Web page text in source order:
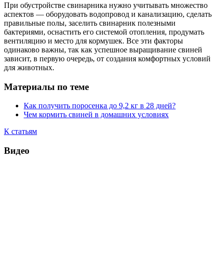
При обустройстве свинарника нужно учитывать множество
аспектов — оборудовать водопровод и канализацию, сделать
правильные полы, заселить свинарник полезными
бактериями, оснастить его системой отопления, продумать
вентиляцию и место для кормушек. Все эти факторы
одинаково важны, так как успешное выращивание свиней
зависит, в первую очередь, от создания комфортных условий
для животных.
Материалы по теме
Как получить поросенка до 9,2 кг в 28 дней?
Чем кормить свиней в домашних условиях
К статьям
Видео